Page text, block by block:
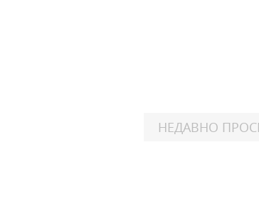
НЕДАВНО